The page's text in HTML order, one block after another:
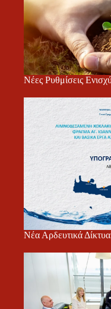
Νέες Ρυθμίσεις
Νέα Αρδευτικά